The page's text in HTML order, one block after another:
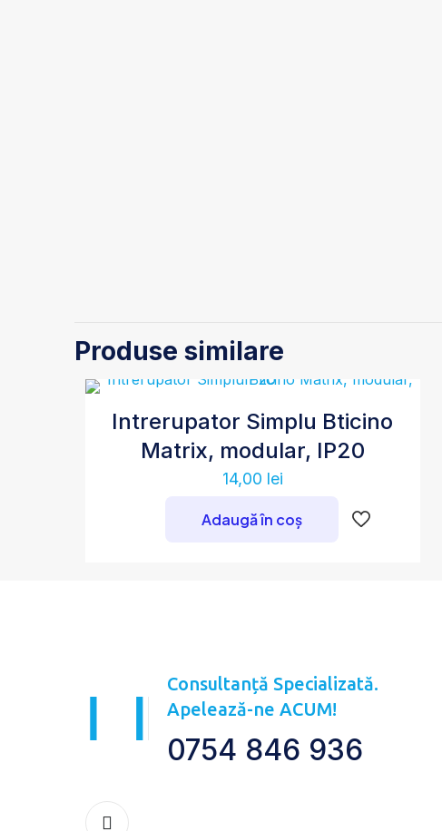
Produse similare
Intrerupator Simplu Bticino
Matrix, modular, IP20
14,00 lei
Adaugă în coș
Consultanță Specializată.
Apelează-ne ACUM!
0754 846 936